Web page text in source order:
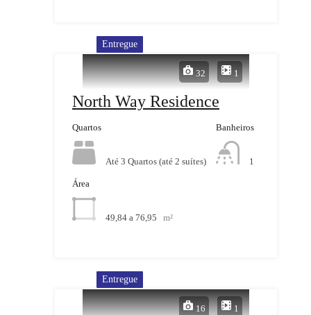
32 1
Entregue
North Way Residence
Quartos
Até 3 Quartos (até 2 suítes)
Banheiros
1
Área
49,84 a 76,95 m²
16 1
Entregue